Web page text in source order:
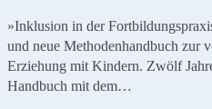
»Inklusion in der
und neue Methodenhandbuch zur
Erziehung mit Kindern. Zwölf
Handbuch mit dem…